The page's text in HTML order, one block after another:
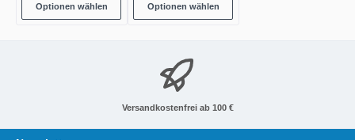
Optionen wählen Optionen wählen
Versandkostenfrei ab 100 €